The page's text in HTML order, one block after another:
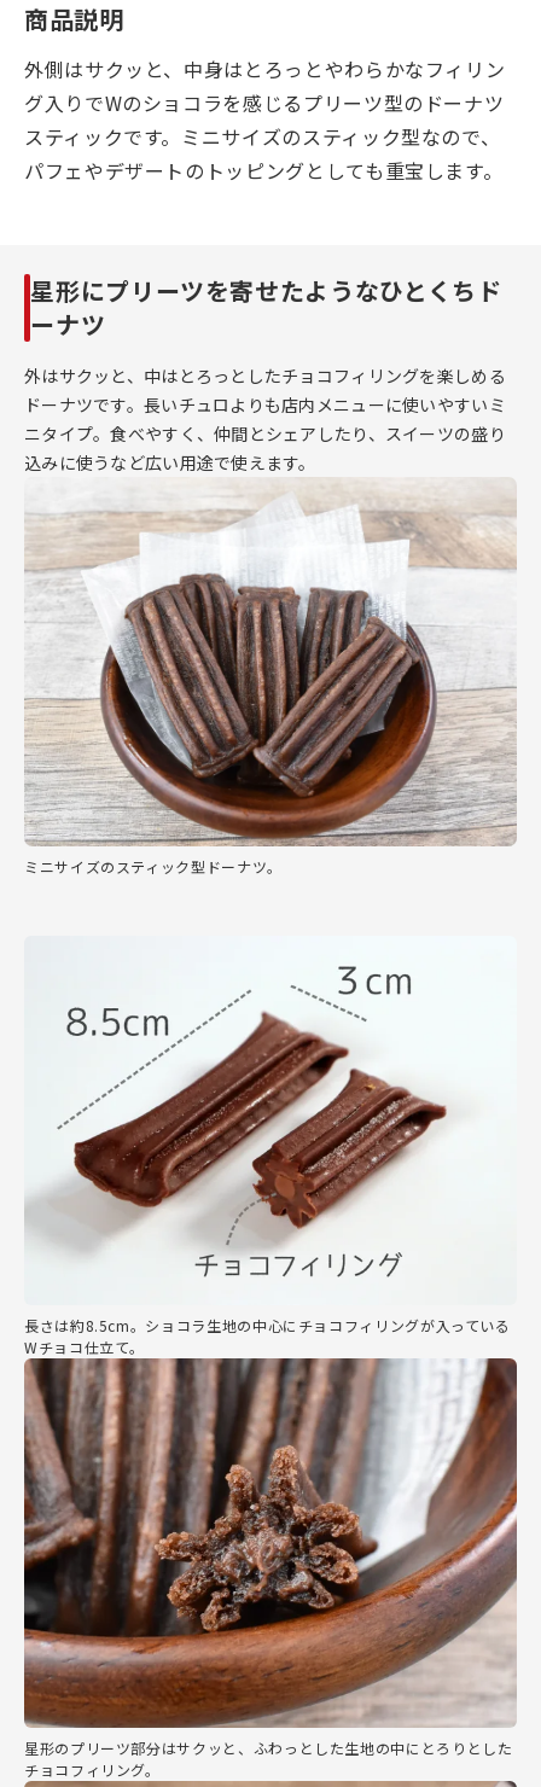
商品説明
外側はサクッと、中身はとろっとやわらかなフィリン
グ入りでWのショコラを感じるプリーツ型のドーナツ
スティックです。ミニサイズのスティック型なので、
パフェやデザートのトッピングとしても重宝します。
星形にプリーツを寄せたようなひとくちド
ーナツ
外はサクッと、中はとろっとしたチョコフィリングを楽しめる
ドーナツです。長いチュロよりも店内メニューに使いやすいミ
ニタイプ。食べやすく、仲間とシェアしたり、スイーツの盛り
込みに使うなど広い用途で使えます。
ミニサイズのスティック型ドーナツ。
長さは約8.5cm。ショコラ生地の中心にチョコフィリングが入っている
Wチョコ仕立て。
星形のプリーツ部分はサクッと、ふわっとした生地の中にとろりとした
チョコフィリング。